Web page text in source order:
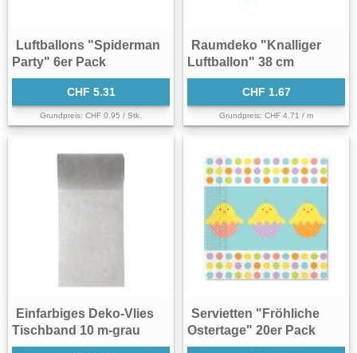
Luftballons "Spiderman
Party" 6er Pack
CHF 5.31
Grundpreis: CHF 0.95 / Stk.
Raumdeko "Knalliger
Luftballon" 38 cm
CHF 1.67
Grundpreis: CHF 4.71 / m
Einfarbiges Deko-Vlies
Tischband 10 m-grau
Servietten "Fröhliche
Ostertage" 20er Pack